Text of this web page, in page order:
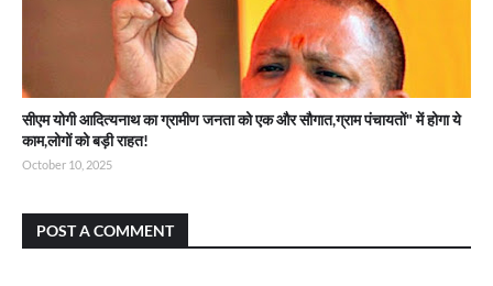
सीएम योगी आदित्यनाथ का ग्रामीण जनता को एक और सौगात,ग्राम पंचायतों" में होगा ये
काम,लोगों को बड़ी राहत!
October 10, 2025
POST A COMMENT